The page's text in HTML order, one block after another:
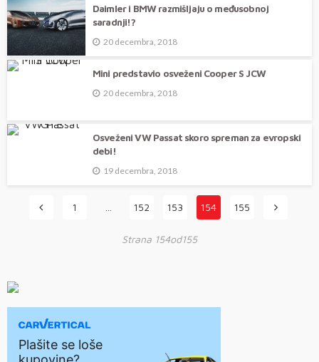
Daimler i BMW razmišljaju o međusobnoj
saradnji!?
20 decembra, 2018
Mini predstavio osveženi Cooper S JCW
20 decembra, 2018
Osveženi VW Passat skoro spreman za evropski
debi!
19 decembra, 2018
1 152 153 154 155
Strana 154od155